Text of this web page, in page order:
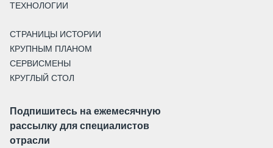
ТЕХНОЛОГИИ
СТРАНИЦЫ ИСТОРИИ
КРУПНЫМ ПЛАНОМ
СЕРВИСМЕНЫ
КРУГЛЫЙ СТОЛ
Подпишитесь на ежемесячную
рассылку для специалистов
отрасли